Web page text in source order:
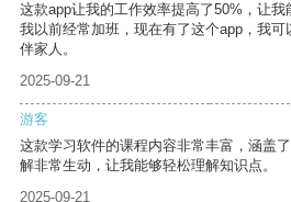
这款app让我的工作效率提高了50%，让我
我以前经常加班，现在有了这个app，我
伴家人。
2025-09-21
游客
这款学习软件的课程内容非常丰富，涵盖
解非常生动，让我能够轻松理解知识点。
2025-09-21